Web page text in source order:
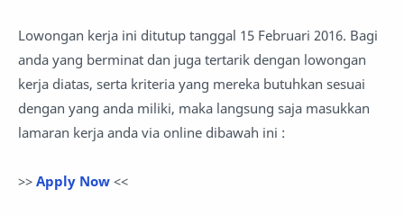
Lowongan kerja ini ditutup tanggal 15 Februari 2016. Bagi
anda yang berminat dan juga tertarik dengan lowongan
kerja diatas, serta kriteria yang mereka butuhkan sesuai
dengan yang anda miliki, maka langsung saja masukkan
lamaran kerja anda via online dibawah ini :
>> Apply Now <<